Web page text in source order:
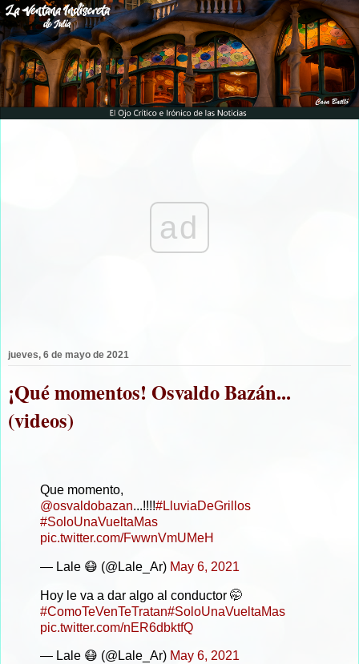
ad
jueves, 6 de mayo de 2021
¡Qué momentos! Osvaldo Bazán...
(videos)
Que momento,
@osvaldobazan...!!!!#LluviaDeGrillos
#SoloUnaVueltaMas
pic.twitter.com/FwwnVmUMeH
— Lale 😷 (@Lale_Ar) May 6, 2021
Hoy le va a dar algo al conductor 🤭
#ComoTeVenTeTratan#SoloUnaVueltaMas
pic.twitter.com/nER6dbktfQ
— Lale 😷 (@Lale_Ar) May 6, 2021